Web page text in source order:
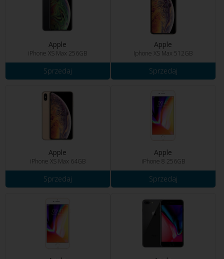
Apple
iPhone XS Max 256GB
Sprzedaj
Apple
Iphone XS Max 512GB
Sprzedaj
Apple
iPhone XS Max 64GB
Sprzedaj
Apple
iPhone 8 256GB
Sprzedaj